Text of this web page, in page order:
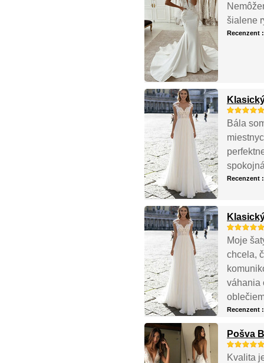
šialene
Recenzent
Bála
Recenzent
Moje
chcela,
váhania
Recenzent
Pošva
Kvalita